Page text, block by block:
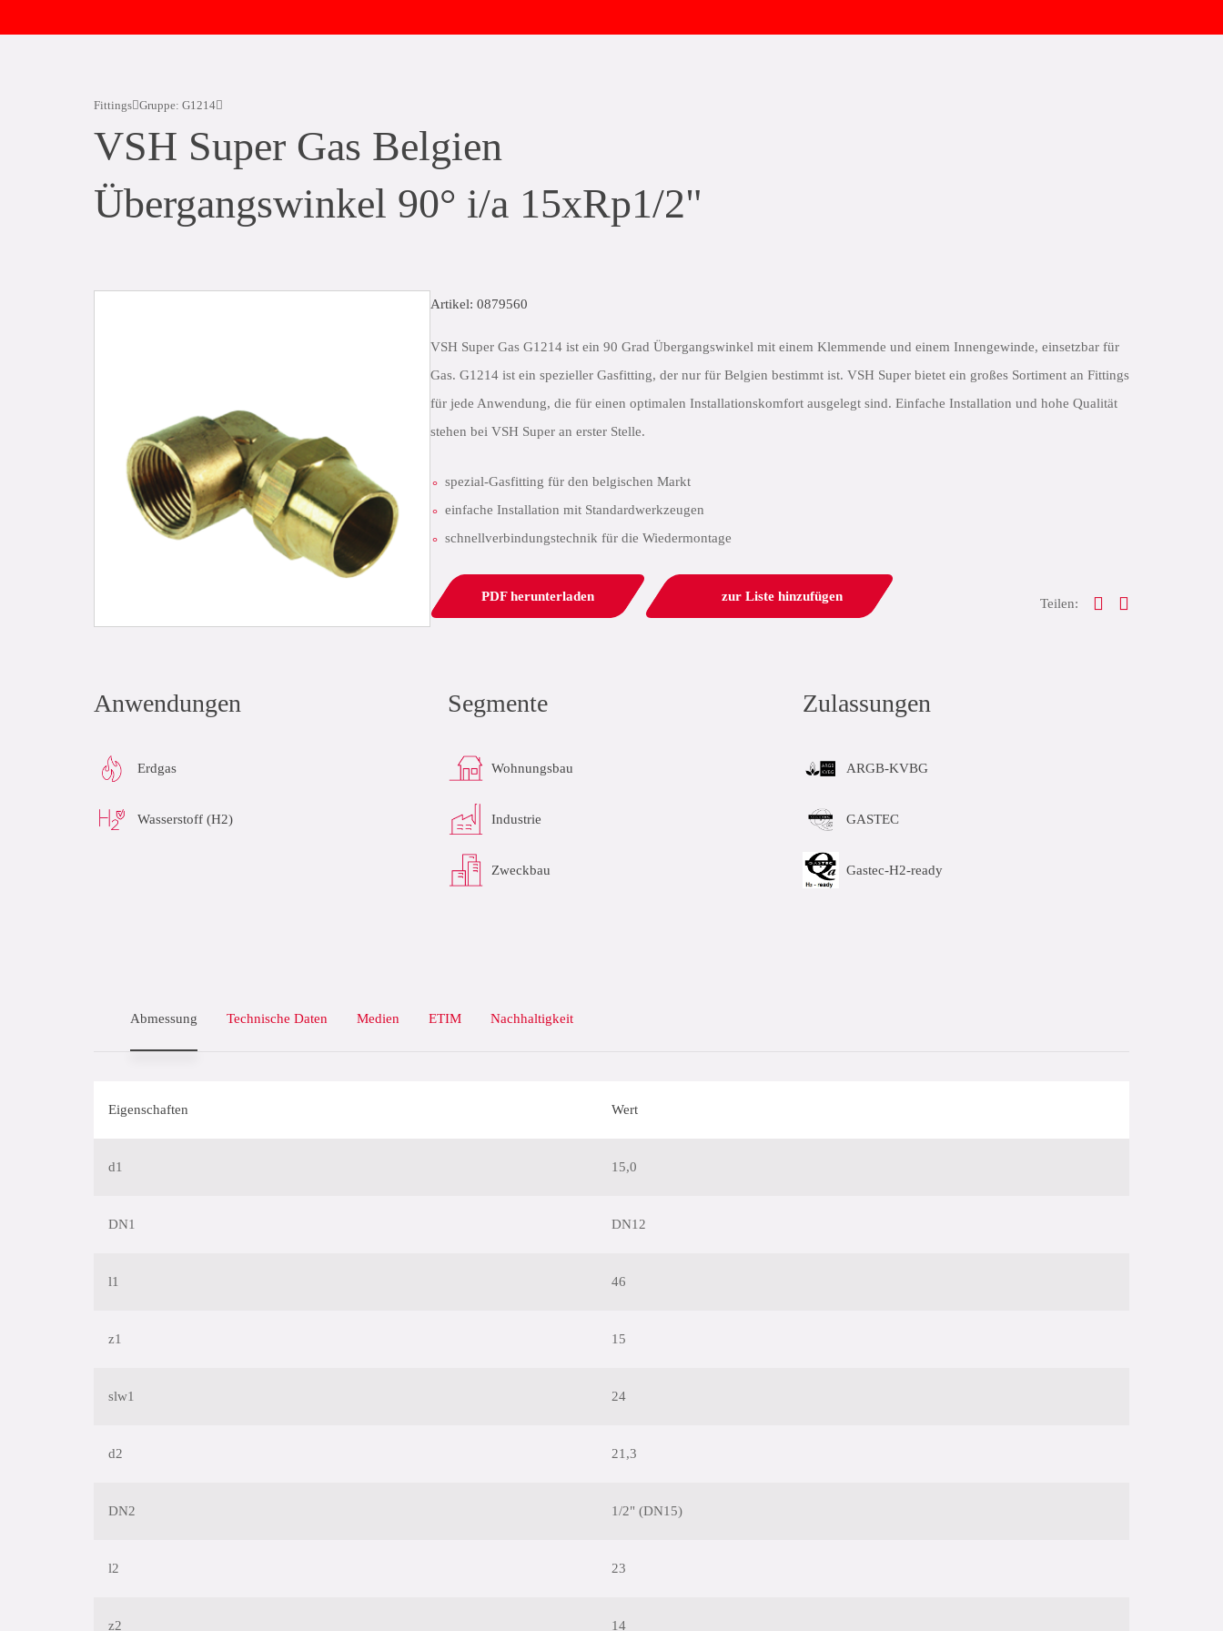
Fittings Gruppe: G1214
VSH Super Gas Belgien
Übergangswinkel 90° i/a 15xRp1/2"
Artikel: 0879560
VSH Super Gas G1214 ist ein 90 Grad Übergangswinkel mit einem Klemmende und einem Innengewinde, einsetzbar für
Gas. G1214 ist ein spezieller Gasfitting, der nur für Belgien bestimmt ist. VSH Super bietet ein großes Sortiment an Fittings
für jede Anwendung, die für einen optimalen Installationskomfort ausgelegt sind. Einfache Installation und hohe Qualität
stehen bei VSH Super an erster Stelle.
spezial-Gasfitting für den belgischen Markt
einfache Installation mit Standardwerkzeugen
schnellverbindungstechnik für die Wiedermontage
PDF herunterladen zur Liste hinzufügen Teilen:
Anwendungen
Erdgas
Wasserstoff (H2)
Segmente
Wohnungsbau
Industrie
Zweckbau
Zulassungen
ARGB-KVBG
GASTEC
Gastec-H2-ready
Abmessung Technische Daten Medien ETIM Nachhaltigkeit
Eigenschaften Wert
d1 15,0
DN1 DN12
l1 46
z1 15
slw1 24
d2 21,3
DN2 1/2" (DN15)
l2 23
z2 14